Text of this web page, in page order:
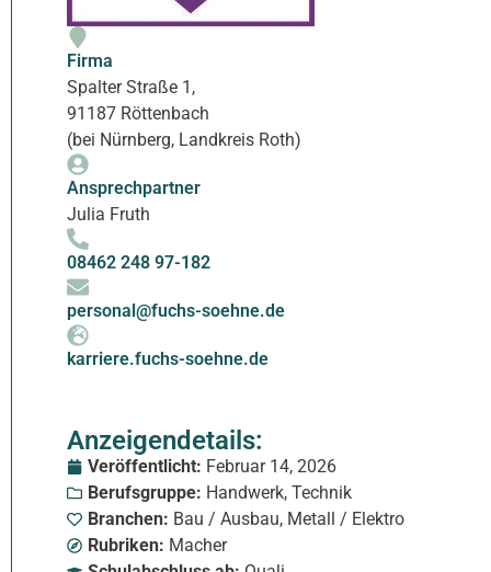
Firma
Spalter Straße 1,
91187 Röttenbach
(bei Nürnberg, Landkreis Roth)
Ansprechpartner
Julia Fruth
08462 248 97-182
personal@fuchs-soehne.de
karriere.fuchs-soehne.de
Anzeigendetails:
Veröffentlicht: Februar 14, 2026
Berufsgruppe: Handwerk, Technik
Branchen: Bau / Ausbau, Metall / Elektro
Rubriken: Macher